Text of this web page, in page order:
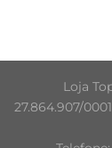
Loja
27.864.907/